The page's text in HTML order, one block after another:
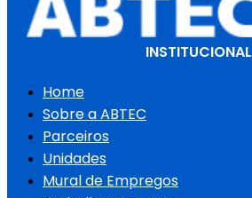
INSTITUCIONAL
Home
Sobre a ABTEC
Parceiros
Unidades
Mural de Empregos